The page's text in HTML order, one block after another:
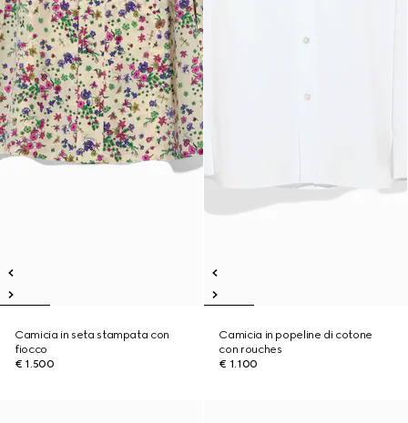
Camicia in seta stampata con
fiocco
€ 1.500
Camicia in popeline di cotone
con rouches
€ 1.100